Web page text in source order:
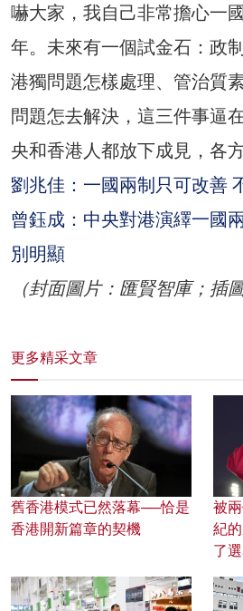
嚇大家，我自己非常擔心一
年。未來有一個試金石：政
港獨問題怎樣處理、管治質
問題怎去解決，這三件事逼
央和香港人都放下成見，各
劉兆佳：一國兩制只可改善
曾鈺成：中央對港演繹一國
別明顯
（封面圖片：匯賢智庫；插
更多精采文章
舊香港模式已然落幕──恰是
香港開新篇章的契機
被
紀
了